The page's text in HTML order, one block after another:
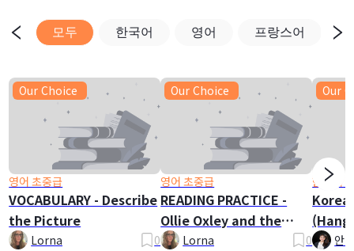
모두 한국어 영어 프랑스어
Our Choice
영어 초중급
VOCABULARY - Describe
the Picture
Lorna 0
Our Choice
영어 초중급
READING PRACTICE -
Ollie Oxley and the
GhostLorna 0
Our
한국어
안